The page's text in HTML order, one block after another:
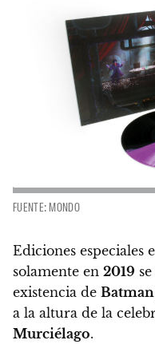
FUENTE: MONDO
Ediciones especiales
solamente en 2019
existencia de Batman
a la altura de la
Murciélago.